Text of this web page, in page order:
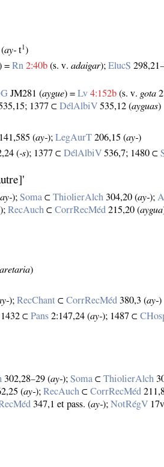
(ay‑ t1)
=Rn 2:40b (s. v.adaigar);ElucS
JM281 (aygue) =Lv 4:152b (s. v. gota
1377 ⊂DélAlbiV 535,12 (ayguas)
141,585 (ay‑);LegAurT 206,15 (ay‑)
(‑s); 1377 ⊂DélAlbiV 536,7; 1480 ⊂
ay‑);Soma ⊂ThiolierAlch 304,20 (ay‑);
);RecAuch ⊂CorrRecMéd 215,20 (aygua
)
);RecChant ⊂CorrRecMéd 380,3 (ay‑)
⊂Pans 2:147,24 (ay‑); 1487 ⊂
302,28–29 (ay‑);Soma ⊂ThiolierAlch
(ay‑);RecAuch ⊂CorrRecMéd
347,1 et pass. (ay‑);NotRégV